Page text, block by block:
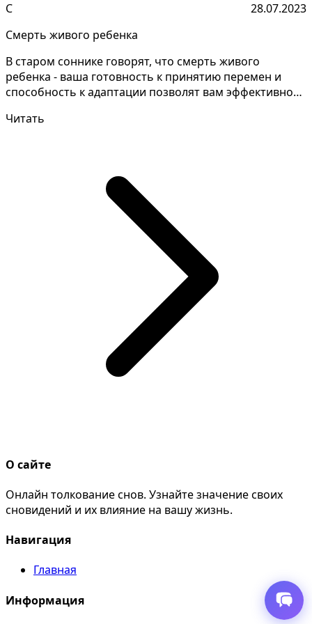
С
28.07.2023
Смерть живого ребенка
В старом соннике говорят, что смерть живого
ребенка - ваша готовность к принятию перемен и
способность к адаптации позволят вам эффективно
Читать
О сайте
Онлайн толкование снов. Узнайте значение своих
сновидений и их влияние на вашу жизнь.
Навигация
Главная
Информация